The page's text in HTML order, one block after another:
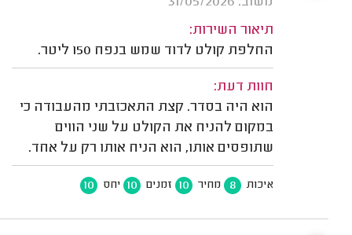
תיאור השירות:
החלפת קולט לדוד שמש בנפח 150 ליטר.
חוות דעת:
הוא היה בסדר. קצת התאכזבתי מהעבודה כי
במקום להניח את הקולט על שני הווים
שתופסים אותו, הוא הניח אותו רק על אחד.
איכות 8 מחיר 10 זמנים 10 יחס 10